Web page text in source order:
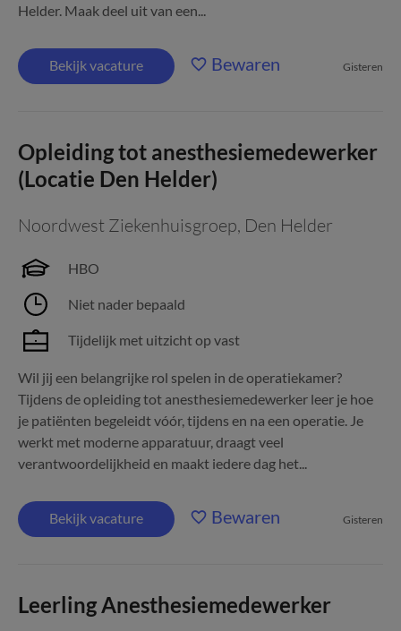
Helder. Maak deel uit van een...
Bekijk vacature Bewaren Gisteren
Opleiding tot anesthesiemedewerker
(Locatie Den Helder)
Noordwest Ziekenhuisgroep, Den Helder
HBO
Niet nader bepaald
Tijdelijk met uitzicht op vast
Wil jij een belangrijke rol spelen in de operatiekamer?
Tijdens de opleiding tot anesthesiemedewerker leer je hoe
je patiënten begeleidt vóór, tijdens en na een operatie. Je
werkt met moderne apparatuur, draagt veel
verantwoordelijkheid en maakt iedere dag het...
Bekijk vacature Bewaren Gisteren
Leerling Anesthesiemedewerker